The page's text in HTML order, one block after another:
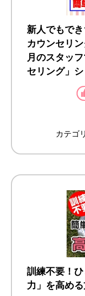
新人でもで
カウンセリ
月のスタッ
セリング」
カテゴ
訓練不要！
力」を高め